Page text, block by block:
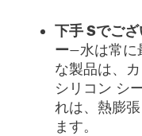
下手Sでご
ー—水は常に
な製品は、
シリコン シ
れは、熱膨
ます。